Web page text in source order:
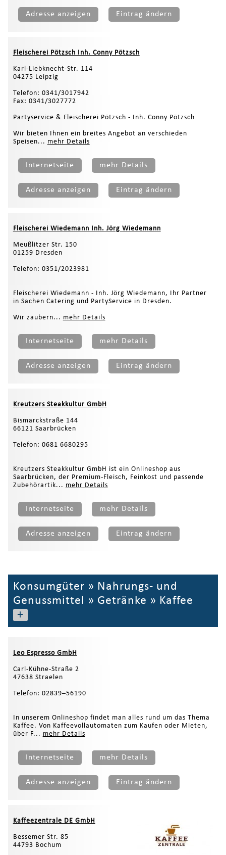
Adresse anzeigen Eintrag ändern
Fleischerei Pötzsch Inh. Conny Pötzsch
Karl-Liebknecht-Str. 114
04275 Leipzig
Telefon: 0341/3017942
Fax: 0341/3027772
Partyservice & Fleischerei Pötzsch - Inh. Conny Pötzsch
Wir bieten Ihnen ein breites Angebot an verschieden
Speisen... mehr Details
Internetseite mehr Details
Adresse anzeigen Eintrag ändern
Fleischerei Wiedemann Inh. Jörg Wiedemann
Meußlitzer Str. 150
01259 Dresden
Telefon: 0351/2023981
Fleischerei Wiedemann - Inh. Jörg Wiedemann, Ihr Partner
in Sachen Catering und PartyService in Dresden.
Wir zaubern... mehr Details
Internetseite mehr Details
Adresse anzeigen Eintrag ändern
Kreutzers Steakkultur GmbH
Bismarckstraße 144
66121 Saarbrücken
Telefon: 0681 6680295
Kreutzers Steakkultur GmbH ist ein Onlineshop aus
Saarbrücken, der Premium-Fleisch, Feinkost und passende
Zubehörartik... mehr Details
Internetseite mehr Details
Adresse anzeigen Eintrag ändern
Konsumgüter » Nahrungs- und
Genussmittel » Getränke » Kaffee
+
Leo Espresso GmbH
Carl-Kühne-Straße 2
47638 Straelen
Telefon: 02839–56190
In unserem Onlineshop findet man alles rund um das Thema
Kaffee. Von Kaffeevollautomaten zum Kaufen oder Mieten,
über F... mehr Details
Internetseite mehr Details
Adresse anzeigen Eintrag ändern
Kaffeezentrale DE GmbH
Bessemer Str. 85
44793 Bochum